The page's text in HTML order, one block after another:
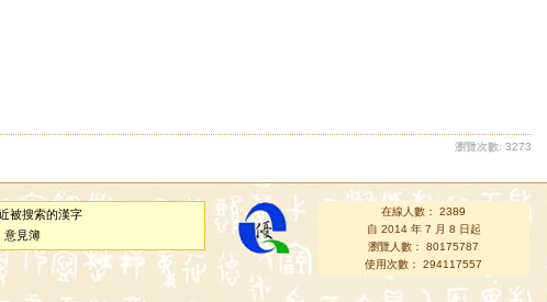
瀏覽次數: 3273
被搜索的漢字
意見簿
在線人數： 2389
自 2014 年 7 月 8 日起
瀏覽人數： 80175787
使用次數： 294117557